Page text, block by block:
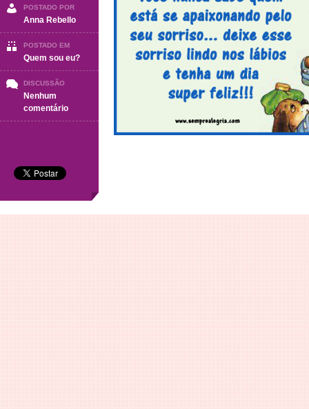
POSTADO POR
Anna Rebello
POSTADO EM
Quem sou eu?
DISCUSSÃO
Nenhum
comentárioem
Quarta-